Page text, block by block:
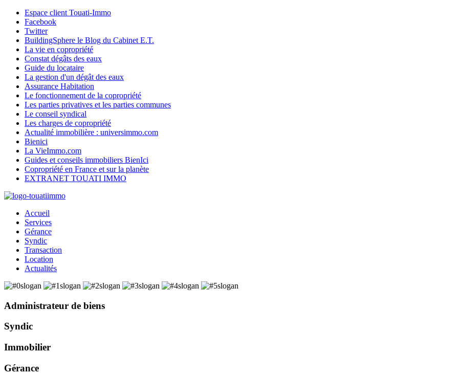
Espace client Touati-Immo
Facebook
Twitter
BuildingSphere le Blog du Cabinet E.T.
La vie en copropriété
Constat dégâts des eaux
Guide du locataire
La gestion d'un dégât des eaux
Assurance Habitation
Le fonctionnement de la copropriété
Les parties privatives et les parties communes
Le conseil syndical
Les charges de copropriété
Actualité immobilière : universimmo.com
Bienici
La VieImmo.com
Guides et conseils immobiliers BienIci
Copropriété en France et sur la planète
EXTRANET TOUATI IMMO
Accueil
Services
Gérance
Syndic
Transaction
Location
Actualités
Administrateur de biens
Syndic
Immobilier
Gérance